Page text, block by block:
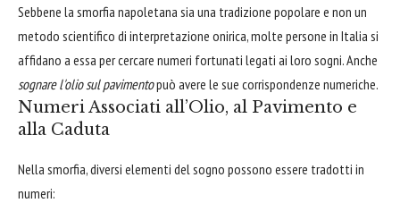
Sebbene la smorfia napoletana sia una tradizione popolare e non un
metodo scientifico di interpretazione onirica, molte persone in Italia si
affidano a essa per cercare numeri fortunati legati ai loro sogni. Anche
sognare l'olio sul pavimentopuò avere le sue corrispondenze numeriche.
Numeri Associati all’Olio, al Pavimento e
alla Caduta
Nella smorfia, diversi elementi del sogno possono essere tradotti in
numeri: